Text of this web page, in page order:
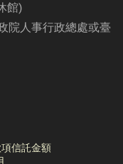
館)
院人事行政總處或臺
信託金額